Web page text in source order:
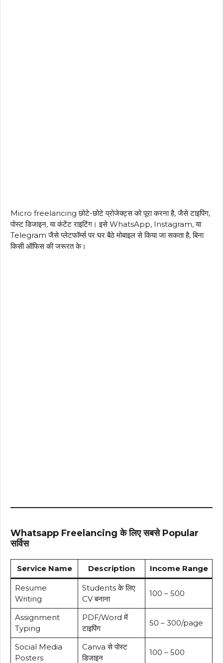
Micro freelancing छोटे-छोटे प्रोजेक्ट्स को पूरा करना है, जैसे टाइपिंग,
पोस्ट डिजाइन, या कंटेंट राइटिंग। इसे WhatsApp, Instagram, या
Telegram जैसे प्लेटफॉर्म्स पर घर बैठे मोबाइल से किया जा सकता है, बिना
किसी ऑफिस की जरूरत के।
Whatsapp Freelancing के लिए सबसे Popular
सर्विस
Service Name Description Income Range
Resume
Writing
Students के लिए
CV बनाना
₹100 – ₹500
Assignment
Typing
PDF/Word में
टाइपिंग
₹50 – ₹300/page
Social Media
Posters
Canva से पोस्ट
डिजाइन
₹100 – ₹500